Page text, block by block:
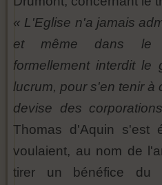
« L'Eglise n'a jamais
et même dans le
formellement interdit le
lucrum, pour s'en tenir à
devise des
Thomas d'Aquin s'est
voulaient, au nom de
tirer un bénéfice du